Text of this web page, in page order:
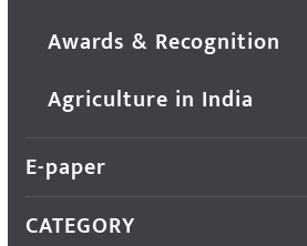
Awards & Recognition
Agriculture in India
E-paper
CATEGORY